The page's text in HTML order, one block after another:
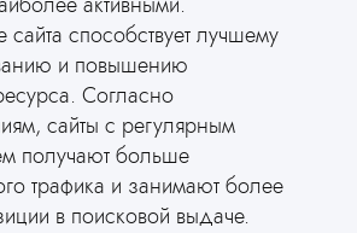
способствует лучшему
и повышению
Согласно
сайты с регулярным
получают больше
трафика и занимают более
в поисковой выдаче.